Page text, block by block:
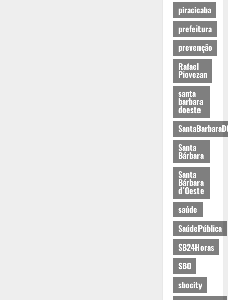
piracicaba
prefeitura
prevenção
Rafael
Piovezan
santa
barbara
doeste
Santa
Bárbara
Santa
Bárbara
d´Oeste
saúde
SaúdePública
SB24Horas
SBO
sbocity